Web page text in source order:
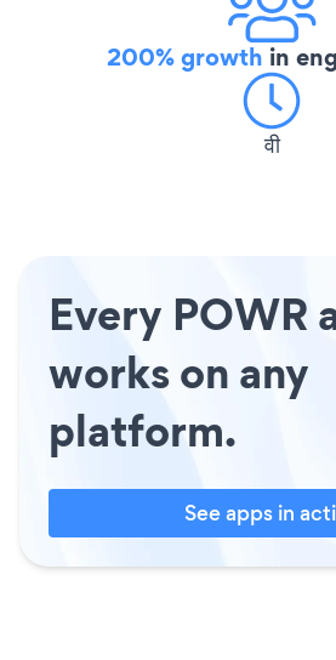
200% growth in
वी
Every POWR
works on any
platform.
See apps in